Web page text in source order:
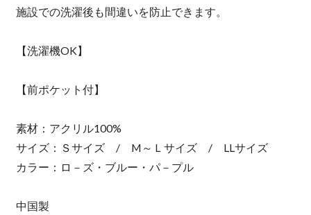
施設での洗濯後も間違いを防止できます。
【洗濯機OK】
【前ポケット付】
素材：アクリル100%
サイズ：Ｓサイズ / M～Ｌサイズ / LLサイズ
カラー：ロ－ズ・ブルー・パ－プル
中国製